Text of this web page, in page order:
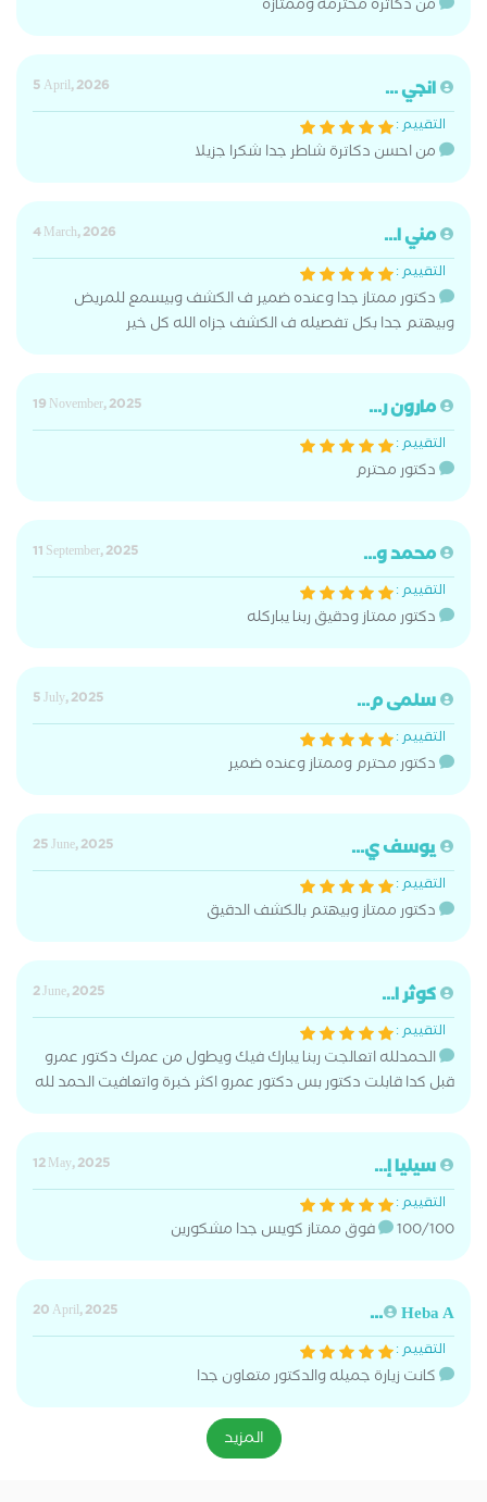
من دكاترة محترمة وممتازة
انجي ...
5 April, 2026
التقييم :
من احسن دكاترة شاطر جدا شكرا جزيلا
مني ا...
4 March, 2026
التقييم :
دكتور ممتاز جدا وعنده ضمير ف الكشف وبيسمع للمريض
وبيهتم جدا بكل تفصيله ف الكشف جزاه الله كل خير
مارون ر...
19 November, 2025
التقييم :
دكتور محترم
محمد و...
11 September, 2025
التقييم :
دكتور ممتاز ودقيق ربنا يباركله
سلمى م...
5 July, 2025
التقييم :
دكتور محترم وممتاز وعنده ضمير
يوسف ي...
25 June, 2025
التقييم :
دكتور ممتاز وبيهتم بالكشف الدقيق
كوثر ا...
2 June, 2025
التقييم :
الحمدلله اتعالجت ربنا يبارك فيك ويطول من عمرك دكتور عمرو
قبل كدا قابلت دكتور بس دكتور عمرو اكثر خبرة واتعافيت الحمد لله
سيليا إ...
12 May, 2025
التقييم :
100/100 فوق ممتاز كويس جدا مشكورين
Heba A...
20 April, 2025
التقييم :
كانت زيارة جميله والدكتور متعاون جدا
المزيد